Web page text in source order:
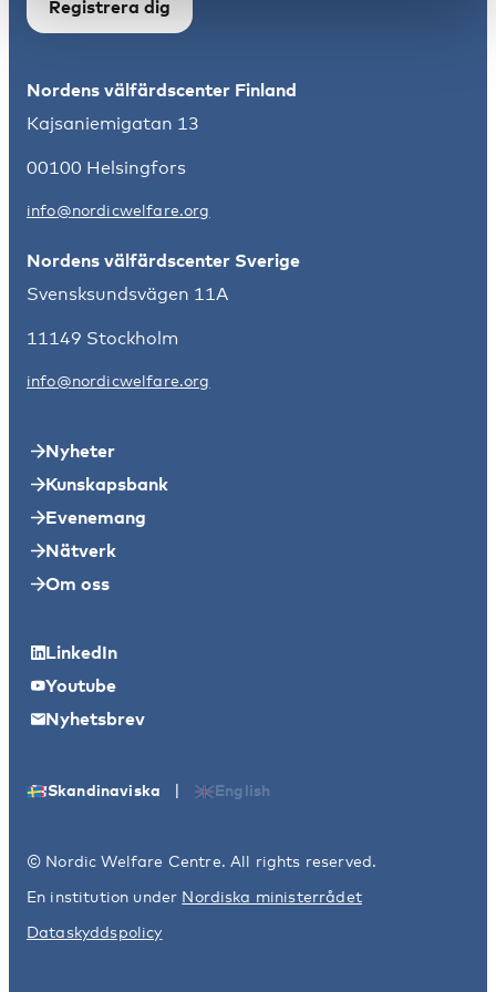
Registrera dig
Nordens välfärdscenter Finland
Kajsaniemigatan 13
00100 Helsingfors
info@nordicwelfare.org
Nordens välfärdscenter Sverige
Svensksundsvägen 11A
11149 Stockholm
info@nordicwelfare.org
Nyheter
Kunskapsbank
Evenemang
Nätverk
Om oss
LinkedIn
Youtube
Nyhetsbrev
© Nordic Welfare Centre. All rights reserved.
En institution under Nordiska ministerrådet
Dataskyddspolicy
Skandinaviska | English